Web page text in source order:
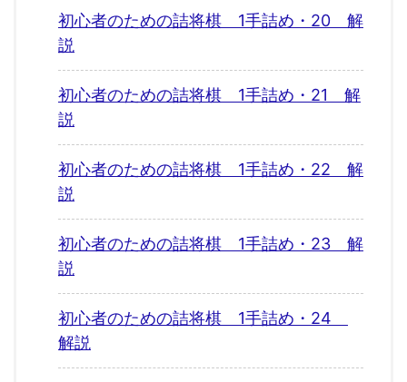
初心者のための詰将棋 1手詰め・20 解
説
初心者のための詰将棋 1手詰め・21 解
説
初心者のための詰将棋 1手詰め・22 解
説
初心者のための詰将棋 1手詰め・23 解
説
初心者のための詰将棋 1手詰め・24
解説